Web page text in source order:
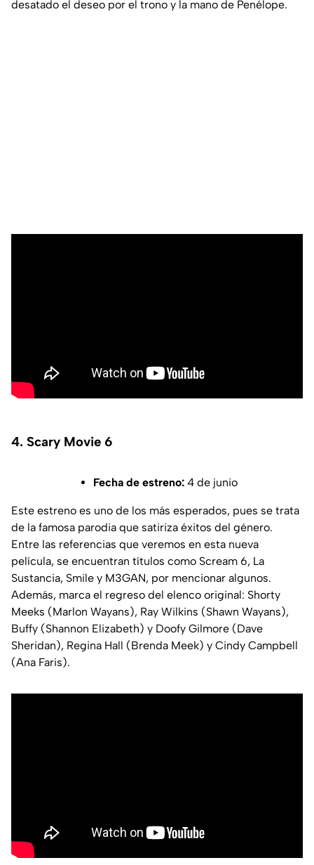
desatado el deseo por el trono y la mano de Penélope.
4. Scary Movie 6
Fecha de estreno: 4 de junio
Este estreno es uno de los más esperados, pues se trata
de la famosa parodia que satiriza éxitos del género.
Entre las referencias que veremos en esta nueva
película, se encuentran títulos como Scream 6, La
Sustancia, Smile y M3GAN, por mencionar algunos.
Además, marca el regreso del elenco original: Shorty
Meeks (Marlon Wayans), Ray Wilkins (Shawn Wayans),
Buffy (Shannon Elizabeth) y Doofy Gilmore (Dave
Sheridan), Regina Hall (Brenda Meek) y Cindy Campbell
(Ana Faris).